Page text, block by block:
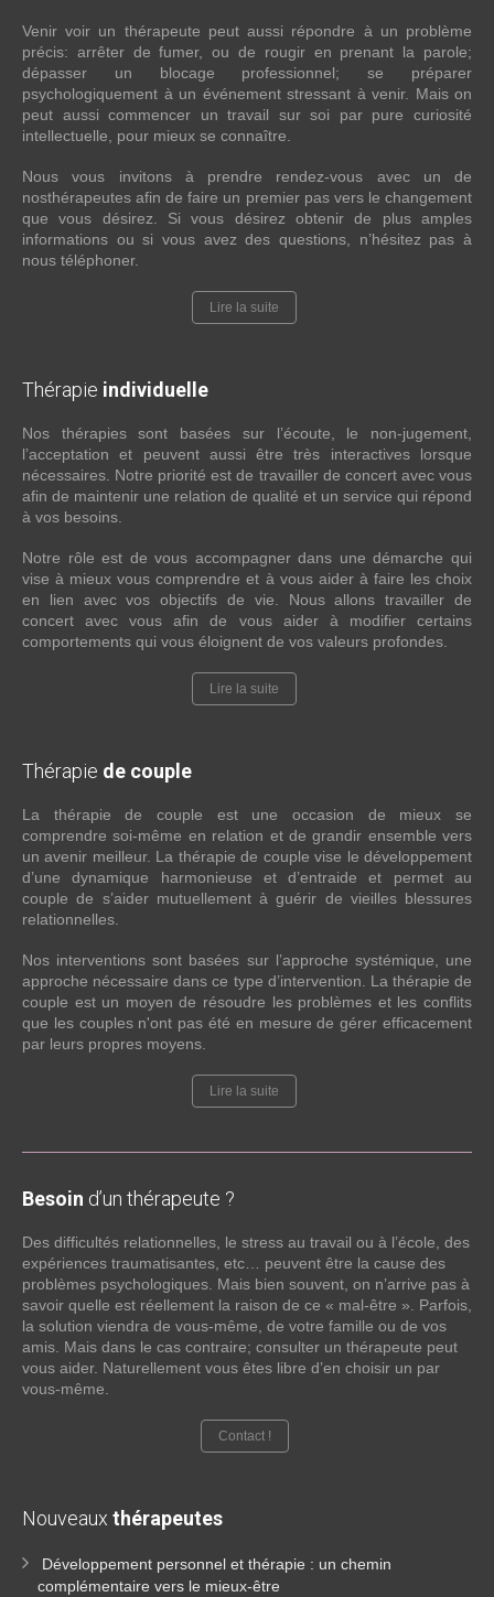
Venir voir un thérapeute peut aussi répondre à un problème
précis: arrêter de fumer, ou de rougir en prenant la parole;
dépasser un blocage professionnel; se préparer
psychologiquement à un événement stressant à venir. Mais on
peut aussi commencer un travail sur soi par pure curiosité
intellectuelle, pour mieux se connaître.
Nous vous invitons à prendre rendez-vous avec un de
nosthérapeutes afin de faire un premier pas vers le changement
que vous désirez. Si vous désirez obtenir de plus amples
informations ou si vous avez des questions, n’hésitez pas à
nous téléphoner.
Lire la suite
Thérapie individuelle
Nos thérapies sont basées sur l’écoute, le non-jugement,
l’acceptation et peuvent aussi être très interactives lorsque
nécessaires. Notre priorité est de travailler de concert avec vous
afin de maintenir une relation de qualité et un service qui répond
à vos besoins.
Notre rôle est de vous accompagner dans une démarche qui
vise à mieux vous comprendre et à vous aider à faire les choix
en lien avec vos objectifs de vie. Nous allons travailler de
concert avec vous afin de vous aider à modifier certains
comportements qui vous éloignent de vos valeurs profondes.
Lire la suite
Thérapie de couple
La thérapie de couple est une occasion de mieux se
comprendre soi-même en relation et de grandir ensemble vers
un avenir meilleur. La thérapie de couple vise le développement
d’une dynamique harmonieuse et d’entraide et permet au
couple de s’aider mutuellement à guérir de vieilles blessures
relationnelles.
Nos interventions sont basées sur l’approche systémique, une
approche nécessaire dans ce type d’intervention. La thérapie de
couple est un moyen de résoudre les problèmes et les conflits
que les couples n'ont pas été en mesure de gérer efficacement
par leurs propres moyens.
Lire la suite
Besoin d’un thérapeute ?
Des difficultés relationnelles, le stress au travail ou à l’école, des
expériences traumatisantes, etc… peuvent être la cause des
problèmes psychologiques. Mais bien souvent, on n’arrive pas à
savoir quelle est réellement la raison de ce « mal-être ». Parfois,
la solution viendra de vous-même, de votre famille ou de vos
amis. Mais dans le cas contraire; consulter un thérapeute peut
vous aider. Naturellement vous êtes libre d’en choisir un par
vous-même.
Contact !
Nouveaux thérapeutes
Développement personnel et thérapie : un chemin
complémentaire vers le mieux-être